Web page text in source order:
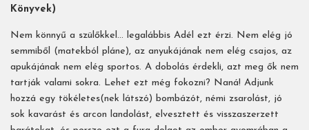
Könyvek)
Nem könnyű a szülőkkel… legalábbis Adél ezt érzi. Nem elég jó
semmiből (matekból pláne), az anyukájának nem elég csajos, az
apukájának nem elég sportos. A dobolás érdekli, azt meg ők nem
tartják valami sokra. Lehet ezt még fokozni? Naná! Adjunk
hozzá egy tökéletes(nek látszó) bombázót, némi zsarolást, jó
sok kavarást és arcon landolást, elvesztett és visszaszerzett